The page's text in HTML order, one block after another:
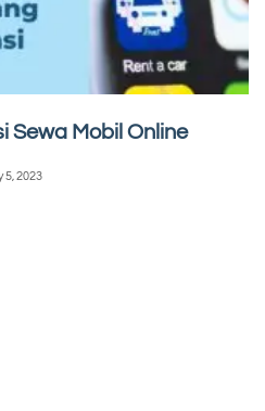
Sewa Mobil Online
5, 2023